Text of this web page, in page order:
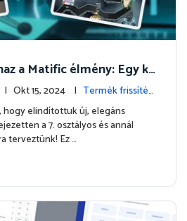
a Matific élmény: Egy k
rád! 🚀🌌
| Okt 15, 2024 | Termék frissítés
elindítottuk új, elegáns
a 7. osztályos és annál
terveztünk! Ez …